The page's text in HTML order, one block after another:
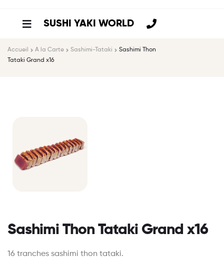
SUSHI YAKI WORLD
Accueil A la Carte Sashimi-Tataki
Sashimi Thon
Tataki Grand x16
Sashimi Thon Tataki Grand x16
16 tranches sashimi thon tataki.